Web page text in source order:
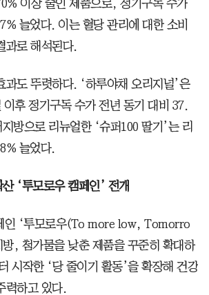
이상 줄인 제품으로, 정기구독 수가
늘었다. 이는 혈당 관리에 대한 소비
과로 해석된다.
과도 뚜렷하다. ‘하루야채 오리지널’은
후 정기구독 수가 전년 동기 대비 37.
방으로 리뉴얼한 ‘슈퍼100 딸기’는 리
늘었다.
‘투모로우 캠페인’ 전개
인 ‘투모로우(To more low, Tomorro
, 첨가물을 낮춘 제품을 꾸준히 확대하
시작한 ‘당 줄이기 활동’을 확장해 건강
력하고 있다.